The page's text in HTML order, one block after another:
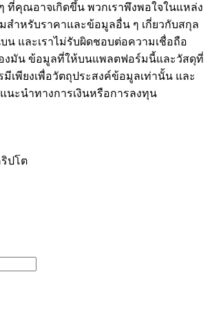
ที่คุณอาจเกิดขึ้น พวกเราพึงพอใจในแหล่ง
ำหรับราคาและข้อมูลอื่น ๆ เกี่ยวกับสกุล
น และเราไม่รับผิดชอบต่อความเชื่อถือ
งมัน ข้อมูลที่ให้บนแพลตฟอร์มนี้และวัสดุที่
มีเพียงเพื่อวัตถุประสงค์ข้อมูลเท่านั้น และ
นะนำทางการเงินหรือการลงทุน
ปโต